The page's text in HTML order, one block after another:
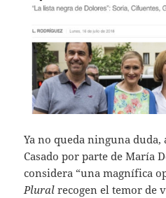
Ya no queda ninguna
Casado por parte de María
considera “una magnífica
Plural recogen el temor de